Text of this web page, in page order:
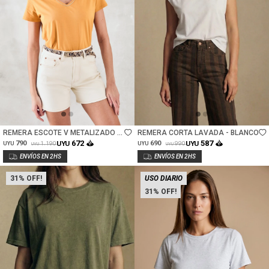
Talle
REMERA ESCOTE V METALIZADO -
CAMEL
UYU 790 UYU 1.190UYU 672
REMERA CORTA LAVADA - BLANCO
UYU 690 UYU 990UYU 587
31
31
USO DIARIO